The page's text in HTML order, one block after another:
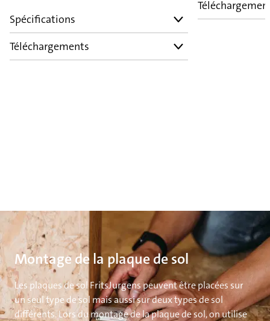
Spécifications
Téléchargements
Montage de la plaque de sol
Les plaques de sol FritsJurgens peuvent être placées sur
un seul type de sol mais aussi sur deux types de sol
différents. Lors du montage de la plaque de sol, on utilise